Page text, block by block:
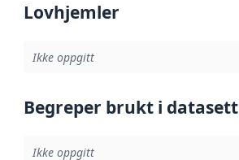
Lovhjemler
Ikke oppgitt
Begreper brukt i datasett
Ikke oppgitt